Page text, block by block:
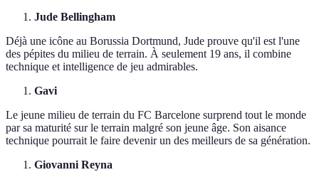
Jude Bellingham
Déjà une icône au Borussia Dortmund, Jude prouve qu'il est l'une
des pépites du milieu de terrain. À seulement 19 ans, il combine
technique et intelligence de jeu admirables.
Gavi
Le jeune milieu de terrain du FC Barcelone surprend tout le monde
par sa maturité sur le terrain malgré son jeune âge. Son aisance
technique pourrait le faire devenir un des meilleurs de sa génération.
Giovanni Reyna